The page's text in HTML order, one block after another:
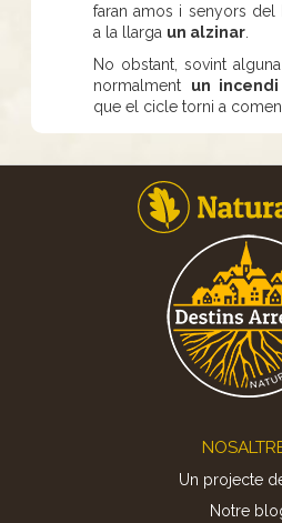
faran amos i senyors del
a la llarga un alzinar
No obstant, sovint
normalment un incendi
que el cicle torni a
Un projecte
Notre